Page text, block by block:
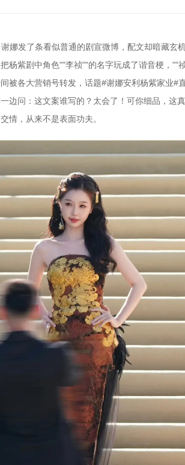
娜发了条看似普通的剧宣微博，配文却暗藏
杨紫剧中角色""李祯""的名字玩成了谐音梗，""
被各大营销号转发，话题#谢娜安利杨紫家业#
边问：这文案谁写的？太会了！可你细品，这
情，从来不是表面功夫。